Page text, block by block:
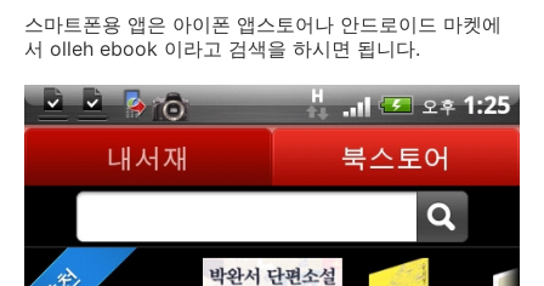
스마트폰용 앱은 아이폰 앱스토어나 안드로이드 마켓에
서 olleh ebook 이라고 검색을 하시면 됩니다.